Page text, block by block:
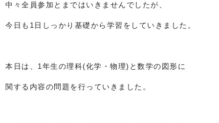
中々全員参加とまではいきませんでしたが、
今日も1日しっかり基礎から学習をしていきました。
本日は、1年生の理科(化学・物理)と数学の図形に
関する内容の問題を行っていきました。